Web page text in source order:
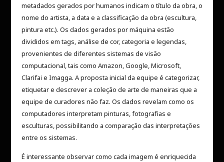
metadados gerados por humanos indicam o título da obra, o
nome do artista, a data e a classificação da obra (escultura,
pintura etc.). Os dados gerados por máquina estão
divididos em tags, análise de cor, categoria e legendas,
provenientes de diferentes sistemas de visão
computacional, tais como Amazon, Google, Microsoft,
Clarifai e Imagga. A proposta inicial da equipe é categorizar,
etiquetar e descrever a coleção de arte de maneiras que a
equipe de curadores não faz. Os dados revelam como os
computadores interpretam pinturas, fotografias e
esculturas, possibilitando a comparação das interpretações
entre os sistemas.
É interessante observar como cada imagem é enriquecida